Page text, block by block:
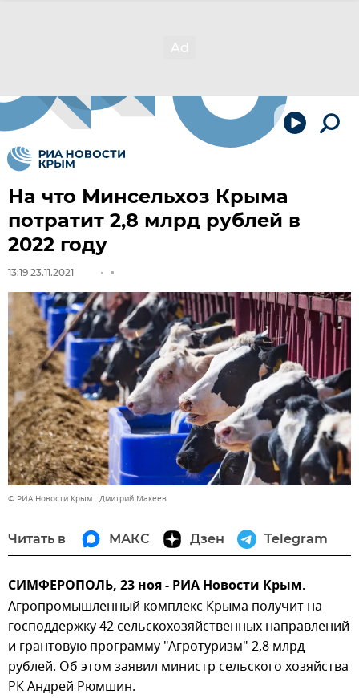
На что Минсельхоз Крыма
потратит 2,8 млрд рублей в
2022 году
13:19 23.11.2021
© РИА Новости Крым . Дмитрий Макеев
Читать в МАКС Дзен Telegram
СИМФЕРОПОЛЬ, 23 ноя - РИА Новости Крым.
Агропромышленный комплекс Крыма получит на
господдержку 42 сельскохозяйственных направлений
и грантовую программу "Агротуризм" 2,8 млрд
рублей. Об этом заявил министр сельского хозяйства
РК Андрей Рюмшин.